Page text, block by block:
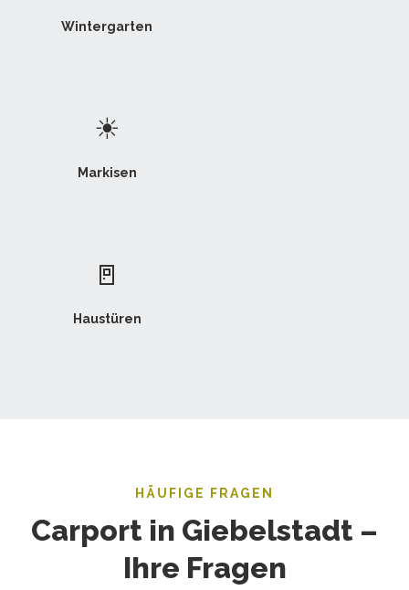
Wintergarten
☀
Markisen
🚪
Haustüren
HÄUFIGE FRAGEN
Carport in Giebelstadt –
Ihre Fragen